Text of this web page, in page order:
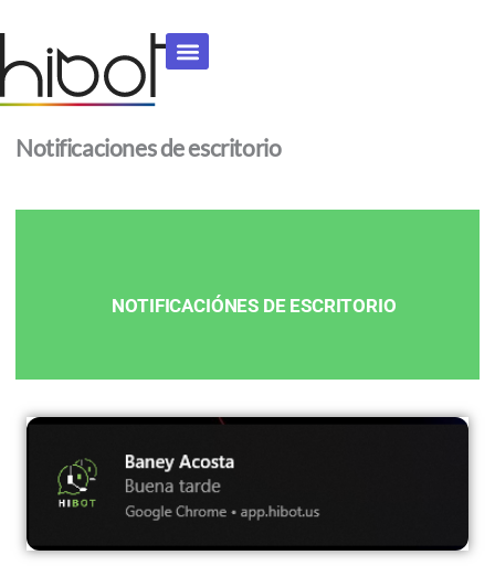
contenido
Notificaciones de escritorio
NOTIFICACIÓNES DE ESCRITORIO